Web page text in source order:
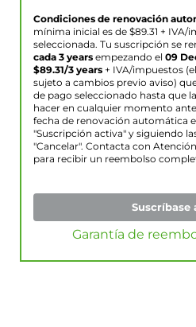
Condiciones de renovación
mínima inicial es de $89.31 + IVA/
seleccionada. Tu suscripción se
cada 3 years empezando el 09
$89.31/3 years + IVA/impuestos
sujeto a cambios previo aviso)
de pago seleccionado hasta que
hacer en cualquier momento
fecha de renovación automática
"Suscripción activa" y siguiendo
"Cancelar". Contacta con
para recibir un reembolso
Suscríbase
Garantía de